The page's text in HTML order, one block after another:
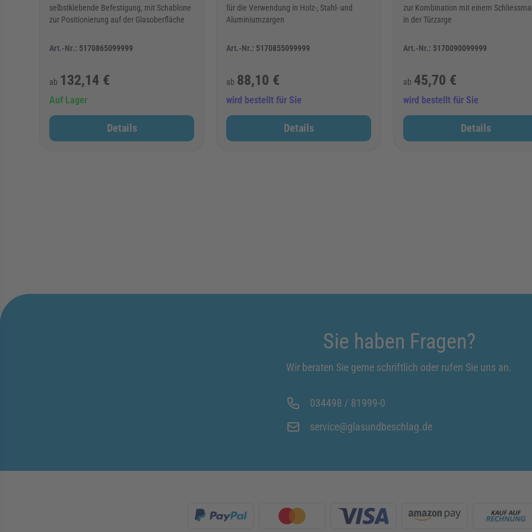
selbstklebende Befestigung, mit Schablone
zur Positionierung auf der Glasoberfläche
Art.-Nr.: 5170865099999
ab 132,14 €
Auf Lager
Details
für die Verwendung in Holz-, Stahl- und
Aluminiumzargen
Art.-Nr.: 5170855099999
ab 88,10 €
wird bestellt für Sie
Details
zur Kombination mit einem
in der Türzarge
Art.-Nr.: 5170090099999
ab 45,70 €
wird bestellt für Sie
Details
Sie haben Fragen?
Wir beraten Sie gerne schriftlich oder rufen Sie uns an.
034498 / 81999-0
service@glasundbeschlag.de